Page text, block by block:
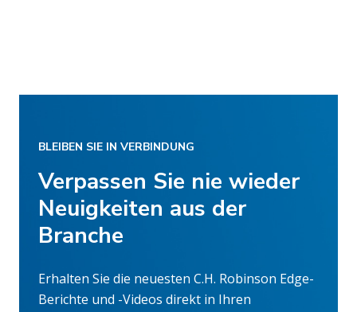
BLEIBEN SIE IN VERBINDUNG
Verpassen Sie nie wieder
Neuigkeiten aus der
Branche
Erhalten Sie die neuesten C.H. Robinson Edge-
Berichte und -Videos direkt in Ihren